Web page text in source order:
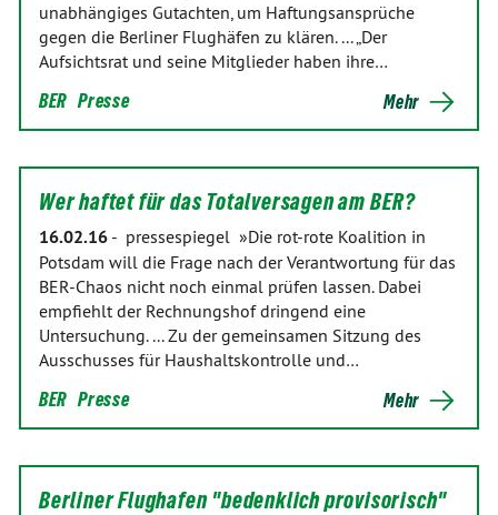
unabhängiges Gutachten, um Haftungsansprüche
gegen die Berliner Flughäfen zu klären. ... „Der
Aufsichtsrat und seine Mitglieder haben ihre…
BER Presse Mehr
Wer haftet für das Totalversagen am BER?
16.02.16 - pressespiegel »Die rot-rote Koalition in
Potsdam will die Frage nach der Verantwortung für das
BER-Chaos nicht noch einmal prüfen lassen. Dabei
empfiehlt der Rechnungshof dringend eine
Untersuchung. ... Zu der gemeinsamen Sitzung des
Ausschusses für Haushaltskontrolle und…
BER Presse Mehr
Berliner Flughafen "bedenklich provisorisch"